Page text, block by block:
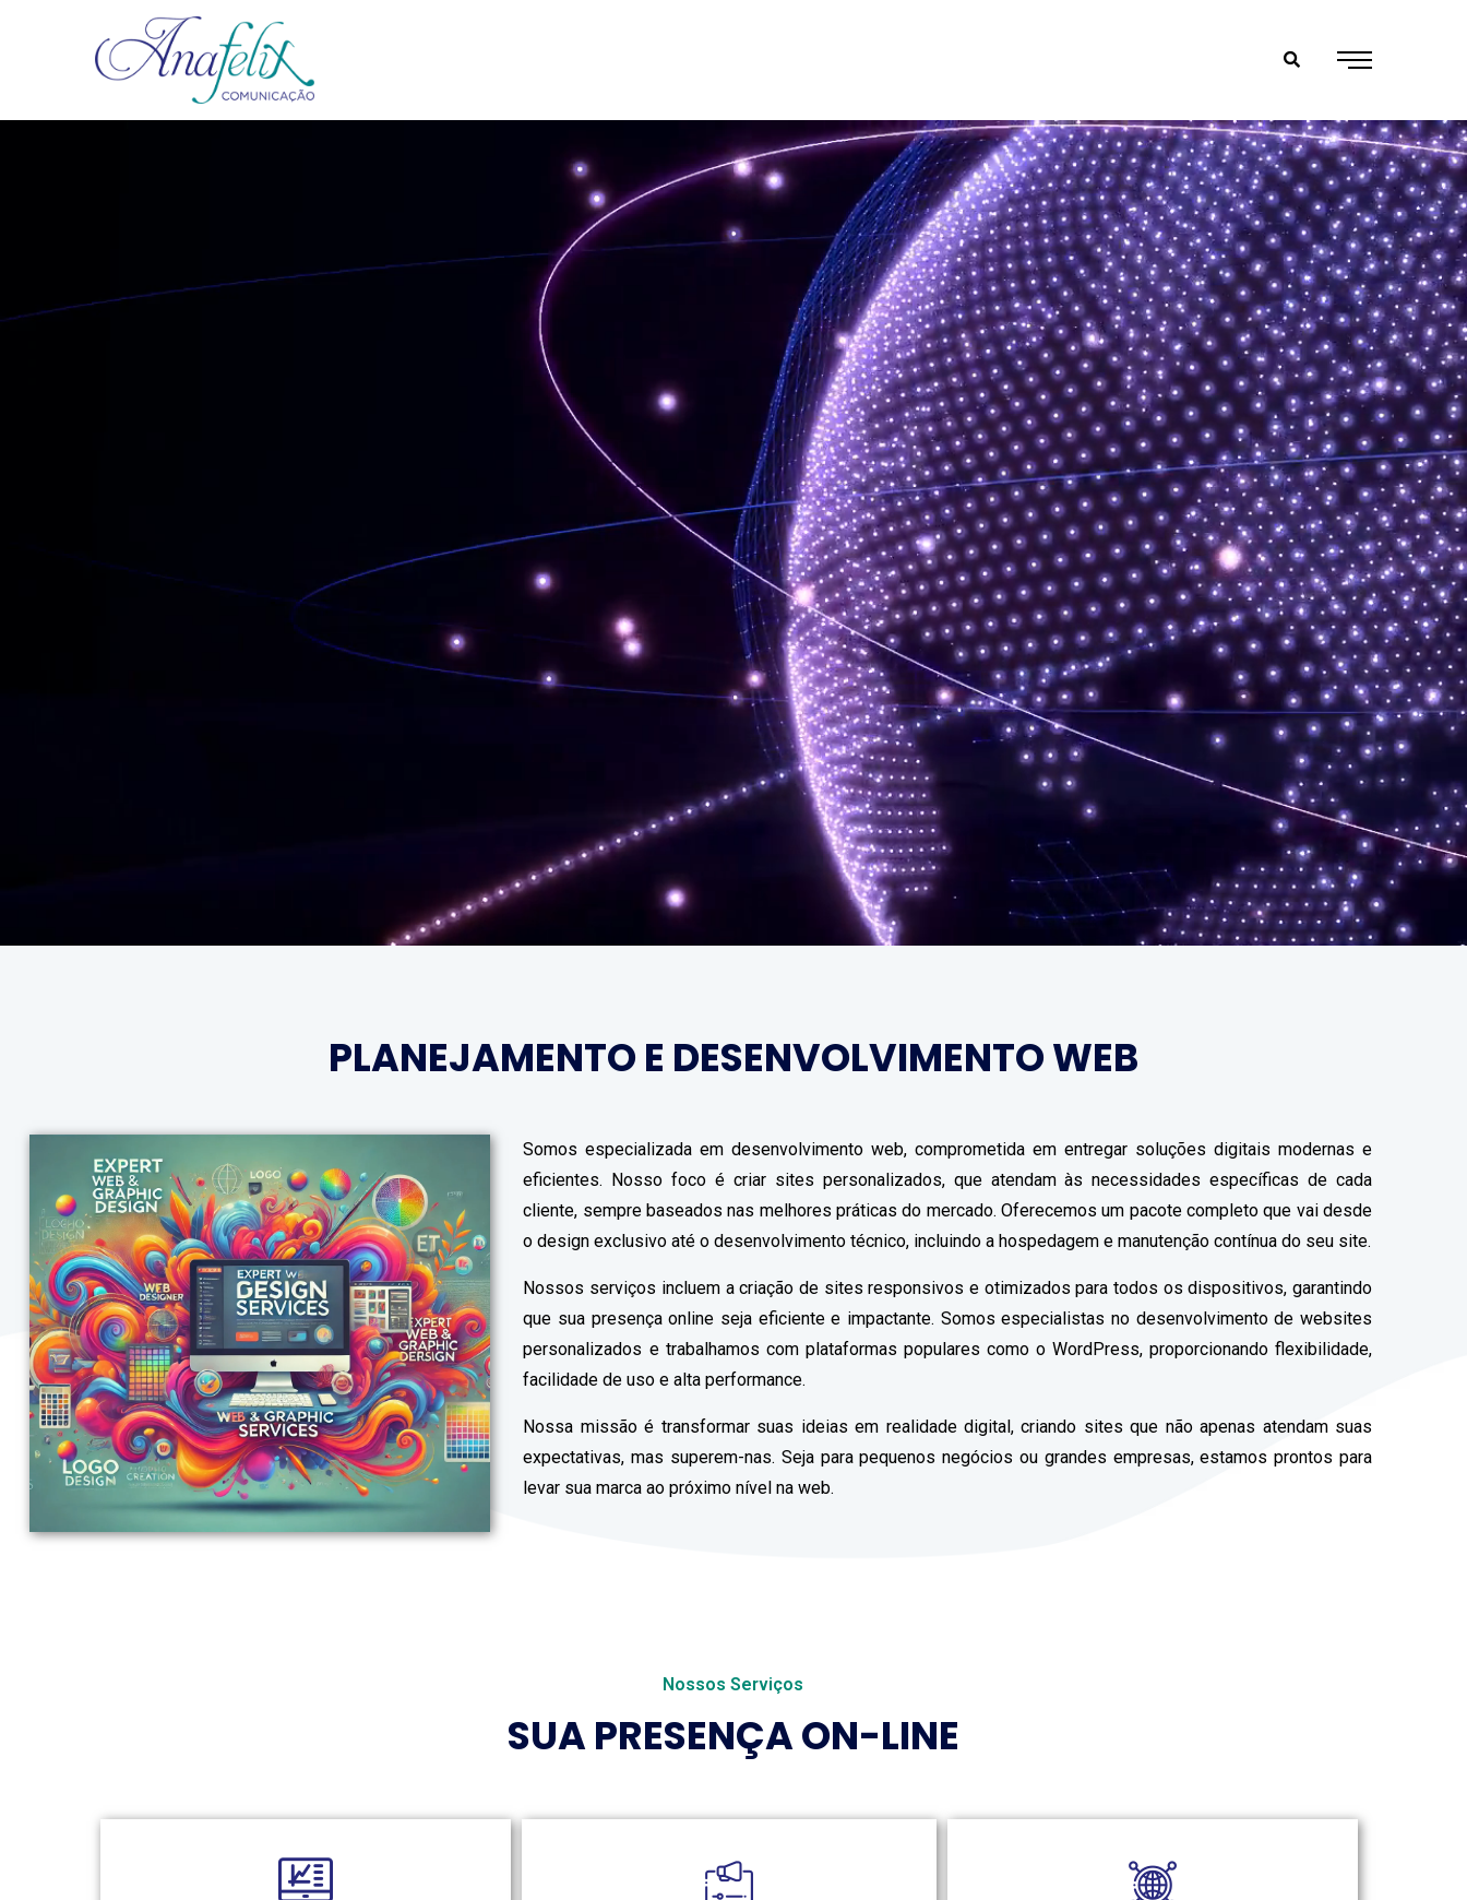
PLANEJAMENTO E DESENVOLVIMENTO WEB
Somos especializada em desenvolvimento web, comprometida em entregar soluções digitais modernas e
eficientes. Nosso foco é criar sites personalizados, que atendam às necessidades específicas de cada
cliente, sempre baseados nas melhores práticas do mercado. Oferecemos um pacote completo que vai desde
o design exclusivo até o desenvolvimento técnico, incluindo a hospedagem e manutenção contínua do seu site.
Nossos serviços incluem a criação de sites responsivos e otimizados para todos os dispositivos, garantindo
que sua presença online seja eficiente e impactante. Somos especialistas no desenvolvimento de websites
personalizados e trabalhamos com plataformas populares como o WordPress, proporcionando flexibilidade,
facilidade de uso e alta performance.
Nossa missão é transformar suas ideias em realidade digital, criando sites que não apenas atendam suas
expectativas, mas superem-nas. Seja para pequenos negócios ou grandes empresas, estamos prontos para
levar sua marca ao próximo nível na web.
Nossos Serviços
SUA PRESENÇA ON-LINE